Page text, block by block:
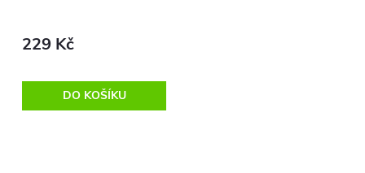
229 Kč
DO KOŠÍKU